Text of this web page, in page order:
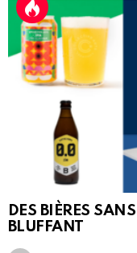
DES BIÈRES
BLUFFANT